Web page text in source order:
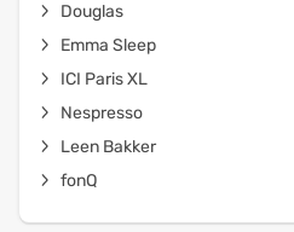
Douglas
Emma Sleep
ICI Paris XL
Nespresso
Leen Bakker
fonQ